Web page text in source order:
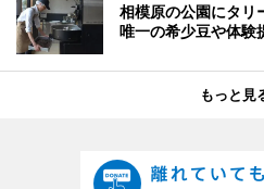
相模原の公園にタ
唯一の希少豆や体験
もっと見